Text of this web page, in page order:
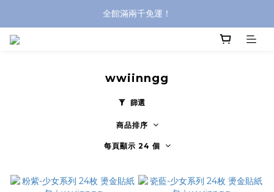
全館滿兩千免運！
全館滿兩千免運！
wwiinngg
篩選
商品排序
每頁顯示 24 個